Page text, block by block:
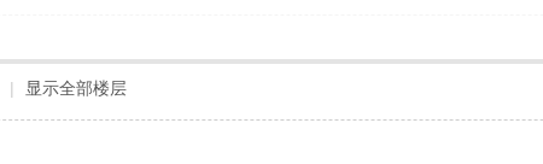
| 显示全部楼层